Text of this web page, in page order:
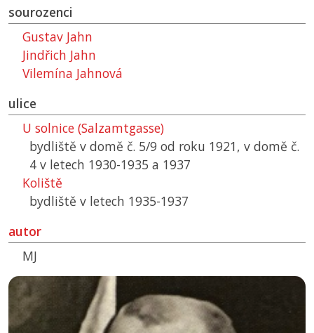
sourozenci
Gustav Jahn
Jindřich Jahn
Vilemína Jahnová
ulice
U solnice (Salzamtgasse)
bydliště v domě č. 5/9 od roku 1921, v domě č.
4 v letech 1930-1935 a 1937
Koliště
bydliště v letech 1935-1937
autor
MJ